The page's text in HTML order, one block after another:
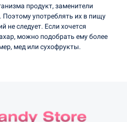
продукт, заменители
Поэтому употреблять их в пищу
не следует. Если хочется
можно подобрать ему более
мед или сухофрукты.